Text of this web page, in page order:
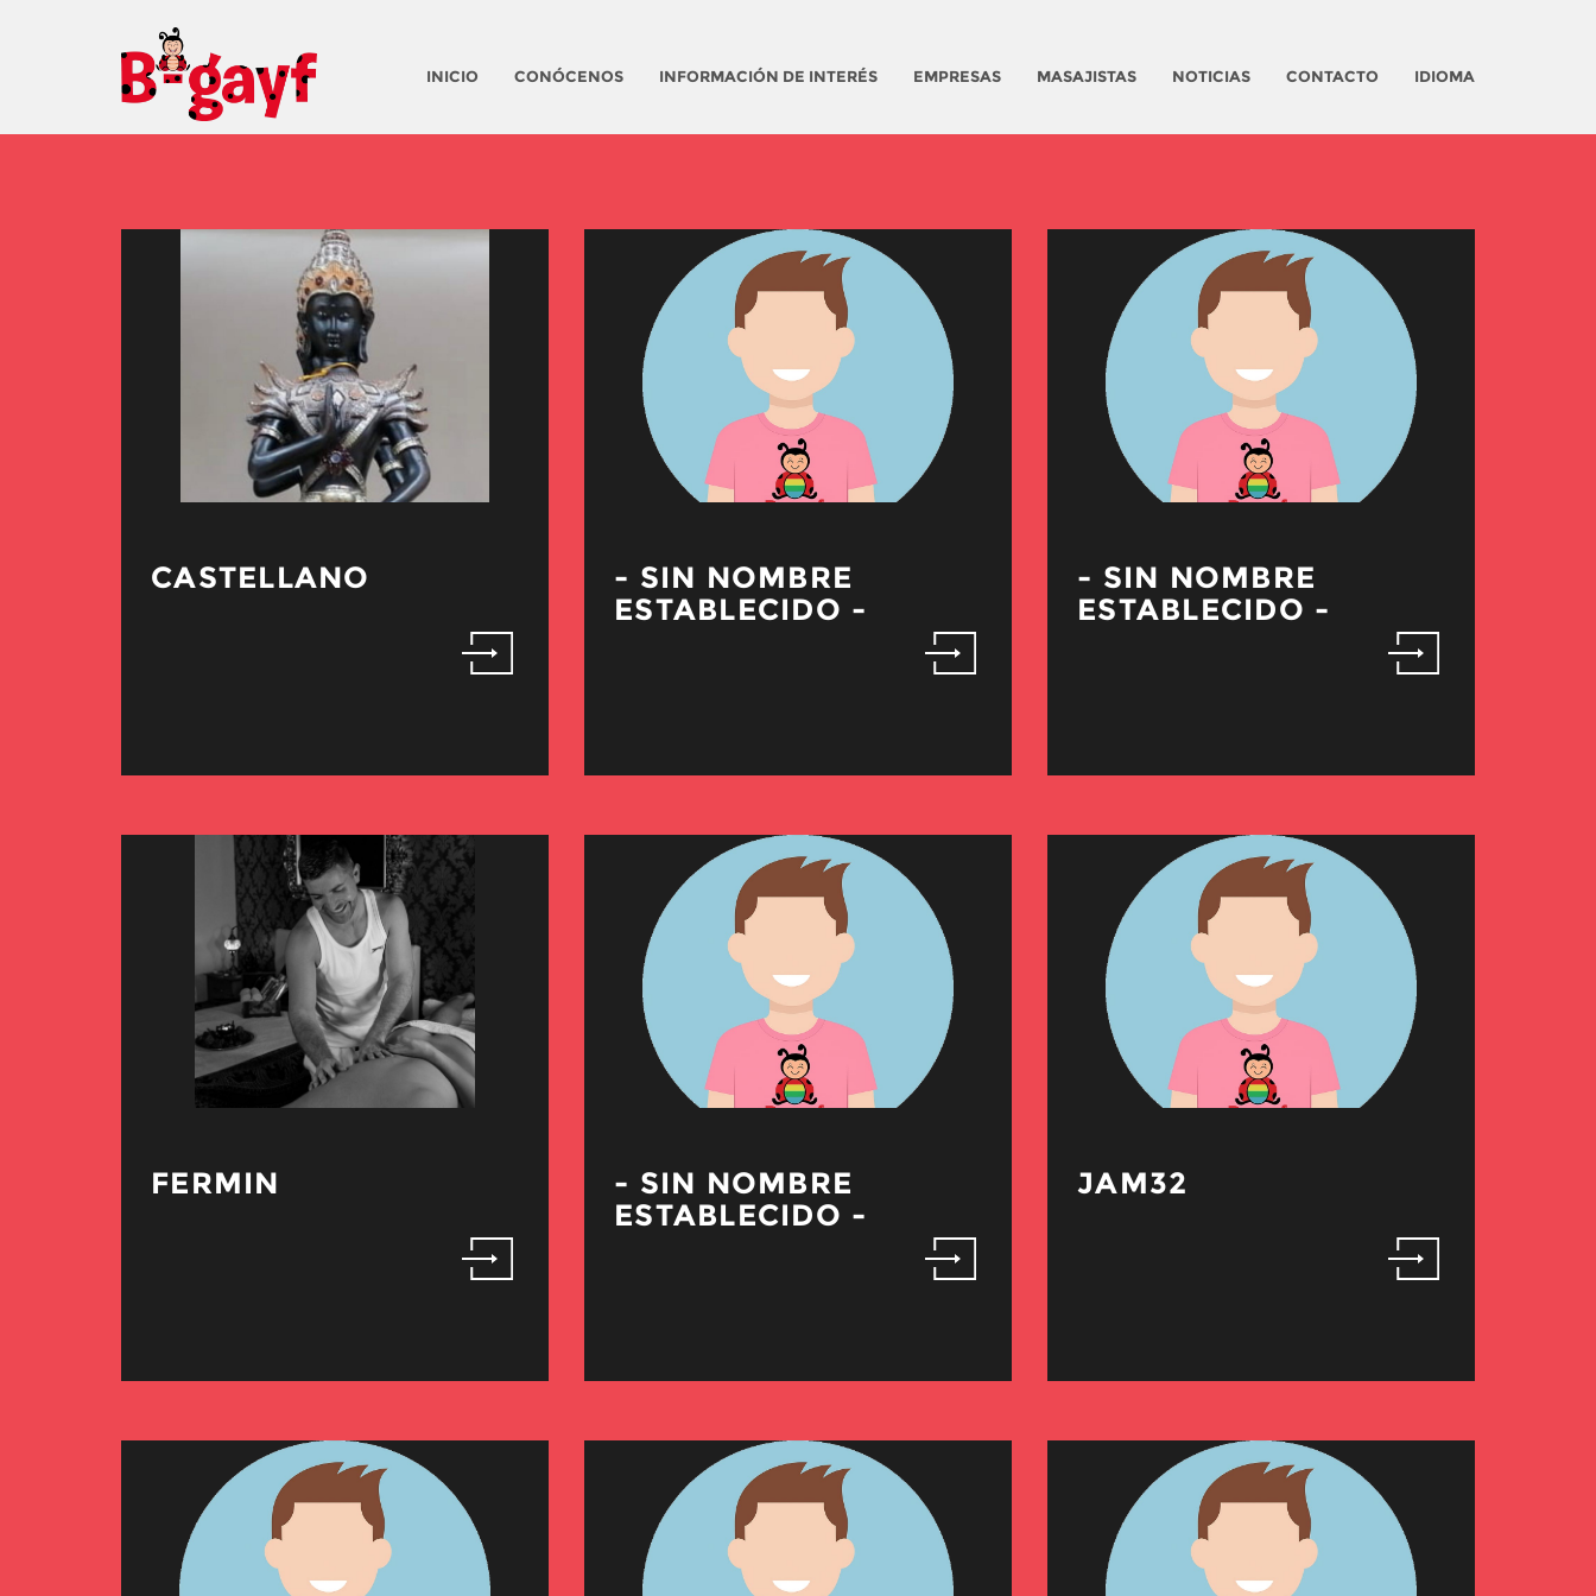
INICIO CONÓCENOS INFORMACIÓN DE INTERÉS EMPRESAS MASAJISTAS NOTICIAS CONTACTO IDIOMA
CASTELLANO
- SIN NOMBRE
ESTABLECIDO -
- SIN NOMBRE
ESTABLECIDO -
FERMIN
- SIN NOMBRE
ESTABLECIDO -
JAM32